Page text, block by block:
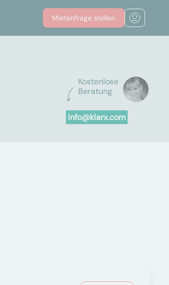
Mietanfrage stellen
Kostenlose
Beratung
info@klarx.com